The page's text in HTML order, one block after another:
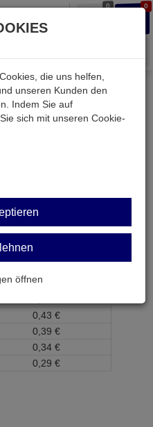
0 0
mechanisch
250V~
Preis je Stück
0, 43 €
0, 39 €
0, 34 €
0, 29 €
die uns helfen,
unseren Kunden den
Indem Sie auf
sich mit unseren Cookie-
öffnen